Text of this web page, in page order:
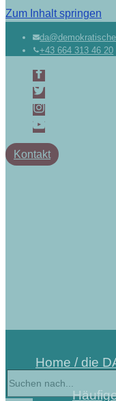
Zum Inhalt springen
+43 664 313 46 20
Kontakt
Home / die